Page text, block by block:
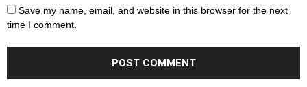
Save my name, email, and website in this browser for the next
time I comment.